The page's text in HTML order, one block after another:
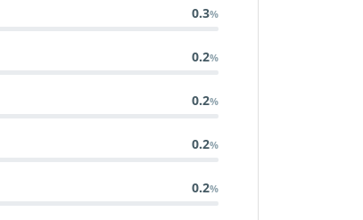
0.3
0.2
0.2
0.2
0.2